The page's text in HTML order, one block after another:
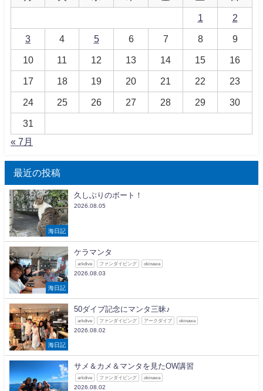
1 2
3 4 5 6 7 8 9
10 11 12 13 14 15 16
17 18 19 20 21 22 23
24 25 26 27 28 29 30
31
« 7月
最近の投稿
海日記
久しぶりのボート！
2026.08.05
海日記
ケラマンタ
arkdive ファンダイビング okinawa
2026.08.03
海日記
50ダイブ記念にマンタ三昧♪
arkdive ファンダイビング アークダイブ okinawa
2026.08.02
サメ＆カメ＆マンタを見たOW講習
arkdive ファンダイビング okinawa
2026.08.02